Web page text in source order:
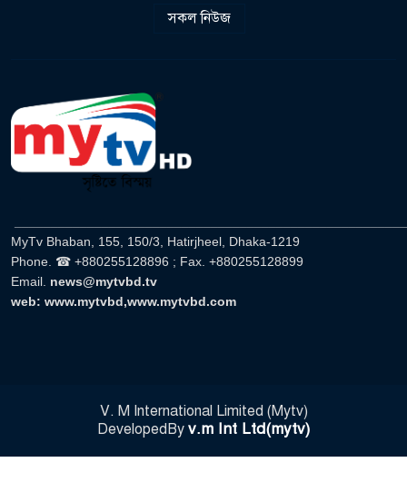
সকল নিউজ
MyTv Bhaban, 155, 150/3, Hatirjheel, Dhaka-1219
Phone. ☎ +880255128896 ; Fax. +880255128899
Email. news@mytvbd.tv
web: www.mytvbd,www.mytvbd.com
V. M International Limited (Mytv)
DevelopedBy v.m Int Ltd(mytv)